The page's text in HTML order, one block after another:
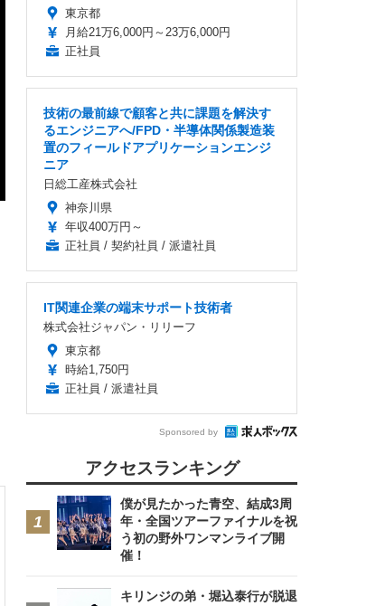
東京都
月給21万6,000円～23万6,000円
正社員
技術の最前線で顧客と共に課題を解決す
るエンジニアへ/FPD・半導体関係製造装
置のフィールドアプリケーションエンジ
ニア
日総工産株式会社
神奈川県
年収400万円～
正社員 / 契約社員 / 派遣社員
IT関連企業の端末サポート技術者
株式会社ジャパン・リリーフ
東京都
時給1,750円
正社員 / 派遣社員
Sponsored by
アクセスランキング
僕が見たかった青空、結成3周
年・全国ツアーファイナルを祝
う初の野外ワンマンライブ開
催！
キリンジの弟・堀込泰行が脱退